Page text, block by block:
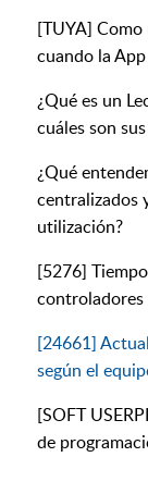
[TUYA]
cuando la
¿Qué es un
cuáles son
¿Qué
centralizados
utilización?
[5276]
[24661]
según el
[SOFT
de